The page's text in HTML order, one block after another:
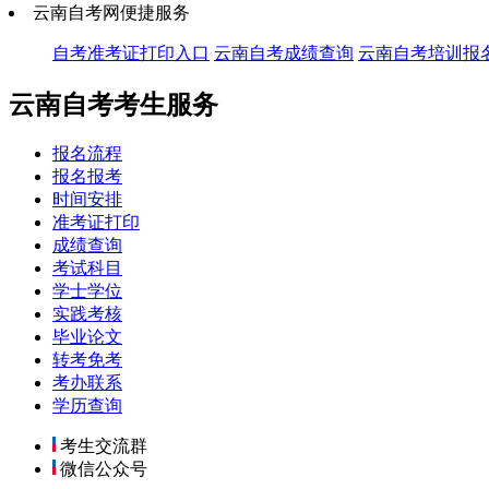
云南自考网便捷服务
自考准考证打印入口 云南自考成绩查询 云南自考培训报
云南自考考生服务
报名流程
报名报考
时间安排
准考证打印
成绩查询
考试科目
学士学位
实践考核
毕业论文
转考免考
考办联系
学历查询
考生交流群
微信公众号